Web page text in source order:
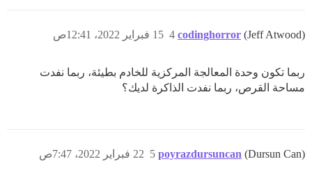
codinghorror (Jeff Atwood) 15 فبراير 2022، 12:41ص 4
ربما تكون وحدة المعالجة المركزية للخادم بطيئة، ربما نفدت
مساحة القرص، ربما نفدت الذاكرة لديك؟
poyrazdursuncan (Dursun Can) 22 فبراير 2022، 7:47ص 5